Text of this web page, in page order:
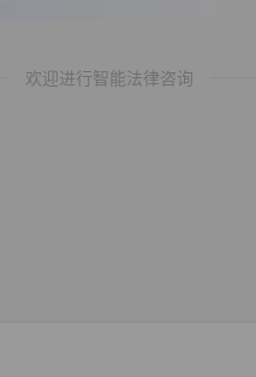
欢迎进行智能法律咨询